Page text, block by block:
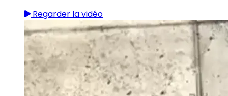
Regarder la vidéo